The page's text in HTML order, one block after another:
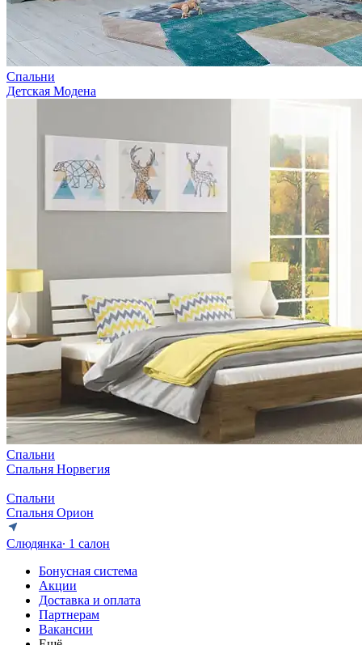
Спальни
Детская Модена
Спальни
Спальня Норвегия
Спальни
Спальня Орион
Слюдянка∙ 1 салон
Бонусная система
Акции
Доставка и оплата
Партнерам
Вакансии